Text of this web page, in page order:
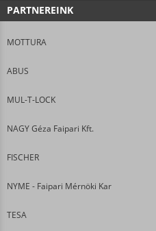
PARTNEREINK
MOTTURA
ABUS
MUL-T-LOCK
NAGY Géza Faipari Kft.
FISCHER
NYME - Faipari Mérnöki Kar
TESA